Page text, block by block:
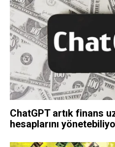
ChatGPT artık finans
hesaplarını